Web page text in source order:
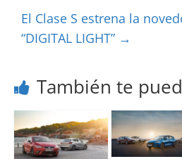
El Clase S estrena la
“DIGITAL LIGHT” →
También te